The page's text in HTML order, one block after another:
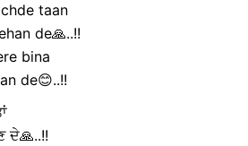
taan
de🙏..!!
bina
de😊..!!
ਦੇ🙏..!!